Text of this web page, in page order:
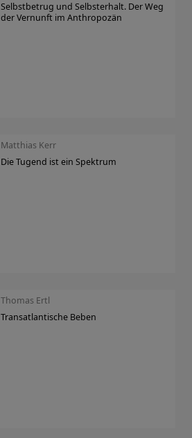
Selbstbetrug und Selbsterhalt. Der Weg
der Vernunft im Anthropozän
Matthias Kerr
Die Tugend ist ein Spektrum
Thomas Ertl
Transatlantische Beben